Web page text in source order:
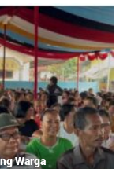
Warga